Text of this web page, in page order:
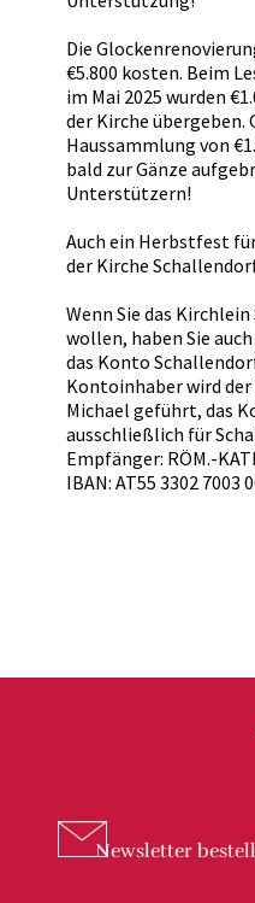
Die
€5.800 kosten. Beim
im Mai 2025 wurden
der Kirche übergeben.
Haussammlung von
bald zur Gänze
Unterstützern!
Auch ein Herbstfest
der Kirche
Wenn Sie das
wollen, haben Sie
das Konto
Kontoinhaber wird
Michael geführt, das
ausschließlich für
Empfänger: RÖM.-
IBAN: AT55 3302 7003
Newsletter